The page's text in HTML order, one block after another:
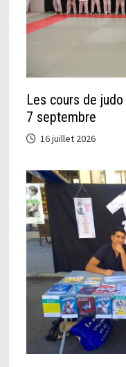
Les cours de
7 septembre
16 juillet 2026